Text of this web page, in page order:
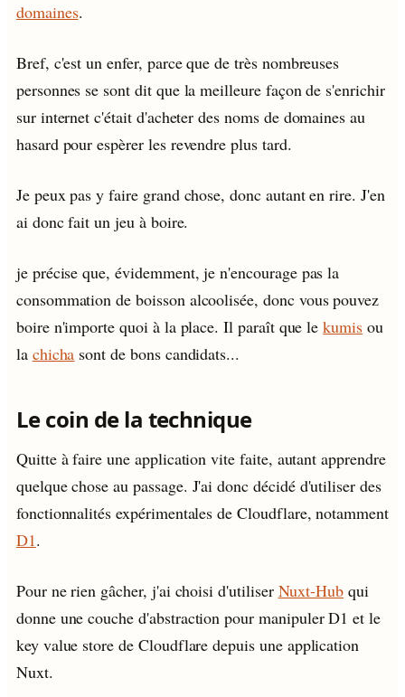
domaines.
Bref, c'est un enfer, parce que de très nombreuses
personnes se sont dit que la meilleure façon de s'enrichir
sur internet c'était d'acheter des noms de domaines au
hasard pour espèrer les revendre plus tard.
Je peux pas y faire grand chose, donc autant en rire. J'en
ai donc fait un jeu à boire.
je précise que, évidemment, je n'encourage pas la
consommation de boisson alcoolisée, donc vous pouvez
boire n'importe quoi à la place. Il paraît que lekumisou
la chicha sont de bons candidats...
Le coin de la technique
Quitte à faire une application vite faite, autant apprendre
quelque chose au passage. J'ai donc décidé d'utiliser des
fonctionnalités expérimentales de Cloudflare, notamment
D1.
Pour ne rien gâcher, j'ai choisi d'utiliser Nuxt-Hub qui
donne une couche d'abstraction pour manipuler D1 et le
key value store de Cloudflare depuis une application
Nuxt.